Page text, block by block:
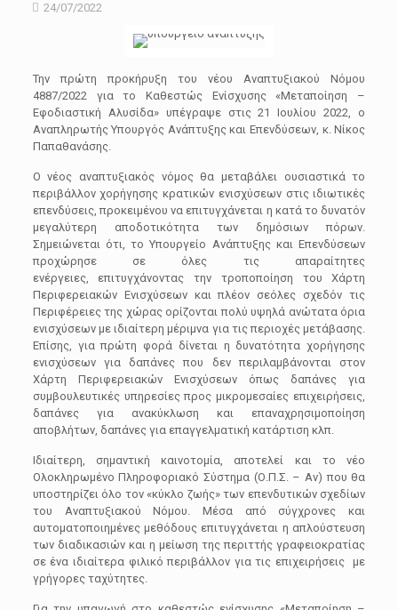
24/07/2022
Την πρώτη προκήρυξη του νέου Αναπτυξιακού Νόμου
4887/2022 για το Καθεστώς Ενίσχυσης «Μεταποίηση –
Εφοδιαστική Αλυσίδα» υπέγραψε στις 21
Ιουλίου 2022, ο
Αναπληρωτής Υπουργός Ανάπτυξης και Επενδύσεων, κ.Νίκος
Παπαθανάσης.
Ο νέος αναπτυξιακός νόμος θα μεταβάλει ουσιαστικά το
περιβάλλον χορήγησης κρατικών ενισχύσεων στις ιδιωτικές
επενδύσεις, προκειμένου να επιτυγχάνεται η κατά το δυνατόν
μεγαλύτερη αποδοτικότητα των δημόσιων πόρων.
Σημειώνεται ότι, το Υπουργείο Ανάπτυξης και Επενδύσεων
προχώρησε σε όλες τις απαραίτητες
ενέργειες, επιτυγχάνοντας την τροποποίηση του Χάρτη
Περιφερειακών Ενισχύσεων και πλέον σεόλες σχεδόν τις
Περιφέρειες της χώρας ορίζονται πολύ υψηλά ανώτατα όρια
ενισχύσεων με ιδιαίτερη μέριμνα για τις περιοχές μετάβασης.
Επίσης, για πρώτη φορά δίνεται η δυνατότητα χορήγησης
ενισχύσεων για δαπάνες που δεν περιλαμβάνονται στον
Χάρτη Περιφερειακών Ενισχύσεων όπως δαπάνες για
συμβουλευτικές υπηρεσίες προς μικρομεσαίες επιχειρήσεις,
δαπάνες για ανακύκλωση και επαναχρησιμοποίηση
αποβλήτων, δαπάνες για επαγγελματική κατάρτιση κλπ.
Ιδιαίτερη, σημαντική καινοτομία, αποτελεί και το νέο
Ολοκληρωμένο Πληροφοριακό Σύστημα (Ο.Π.Σ. – Αν) που θα
υποστηρίζει όλο τον «κύκλο ζωής»των επενδυτικών σχεδίων
του Αναπτυξιακού Νόμου. Μέσα από σύγχρονες και
αυτοματοποιημένες μεθόδους επιτυγχάνεται η απλούστευση
των διαδικασιών και η μείωση της περιττής γραφειοκρατίας
σε ένα ιδιαίτερα φιλικό περιβάλλον για τις επιχειρήσεις με
γρήγορες ταχύτητες.